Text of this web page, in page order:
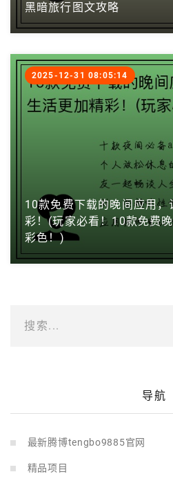
黑暗旅行图文攻略
10款免费下载的晚间应用
彩！(玩家必看！10款免费
彩色！)
2025-12-31 08:05:14
搜索...
导航
最新腾博tengbo9885官网
精品项目